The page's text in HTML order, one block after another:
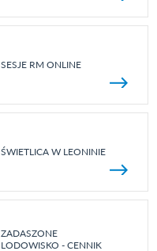
SESJE RM ONLINE
ŚWIETLICA W LEONINIE
ZADASZONE
LODOWISKO - CENNIK